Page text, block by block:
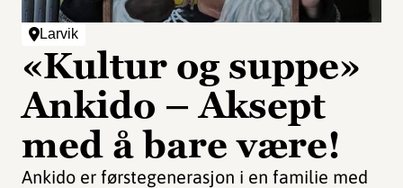
Larvik
«Kultur og suppe»
Ankido – Aksept
med å bare være!
Ankido er førstegenerasjon i en familie med